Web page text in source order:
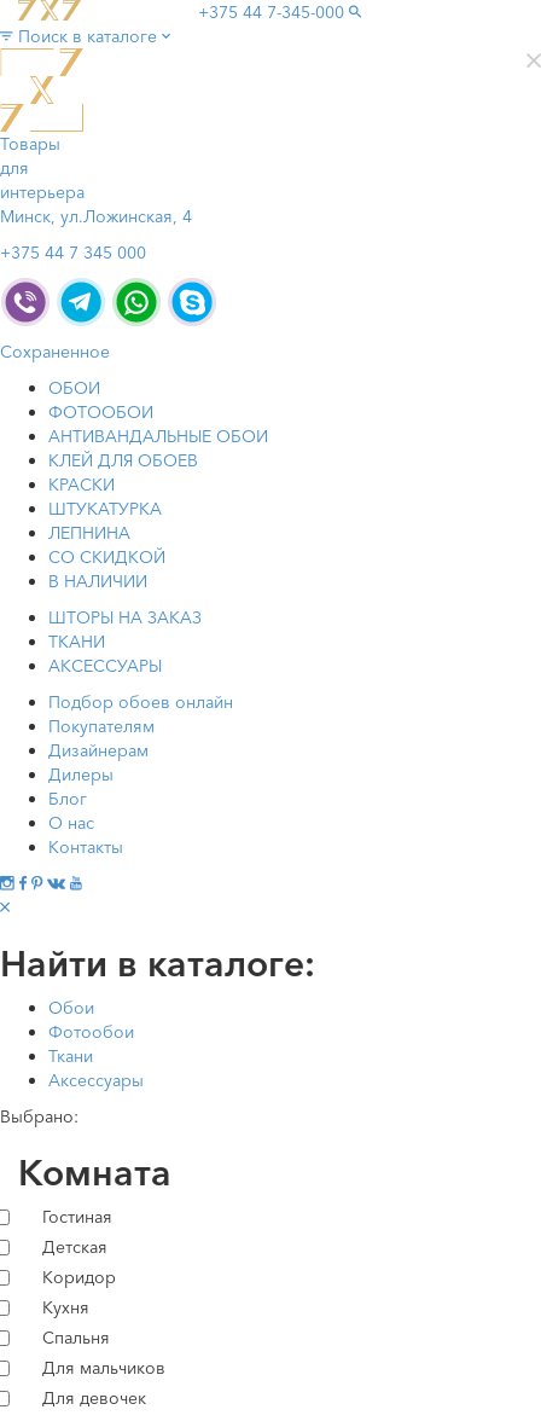
+375 44 7-345-000
Поиск в каталоге
Товары
для
интерьера
Минск, ул.Ложинская, 4
+375 44 7 345 000
Сохраненное
ОБОИ
ФОТООБОИ
АНТИВАНДАЛЬНЫЕ ОБОИ
КЛЕЙ ДЛЯ ОБОЕВ
КРАСКИ
ШТУКАТУРКА
ЛЕПНИНА
СО СКИДКОЙ
В НАЛИЧИИ
ШТОРЫ НА ЗАКАЗ
ТКАНИ
АКСЕССУАРЫ
Подбор обоев онлайн
Покупателям
Дизайнерам
Дилеры
Блог
О нас
Контакты
Найти в каталоге:
Обои
Фотообои
Ткани
Аксессуары
Выбрано:
Комната
Гостиная
Детская
Коридор
Кухня
Спальня
Для мальчиков
Для девочек